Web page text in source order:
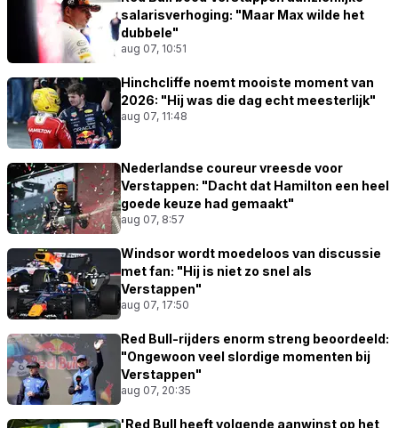
salarisverhoging: "Maar Max wilde het
dubbele"
aug 07, 10:51
Hinchcliffe noemt mooiste moment van
2026: "Hij was die dag echt meesterlijk"
aug 07, 11:48
Nederlandse coureur vreesde voor
Verstappen: "Dacht dat Hamilton een heel
goede keuze had gemaakt"
aug 07, 8:57
Windsor wordt moedeloos van discussie
met fan: "Hij is niet zo snel als
Verstappen"
aug 07, 17:50
Red Bull-rijders enorm streng beoordeeld:
"Ongewoon veel slordige momenten bij
Verstappen"
aug 07, 20:35
'Red Bull heeft volgende aanwinst op het